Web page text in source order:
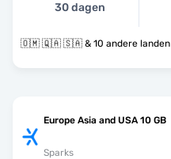
30 dagen
🇴🇲 🇶🇦 🇸🇦 & 10 andere landen
Europe Asia and USA 10 GB
Sparks